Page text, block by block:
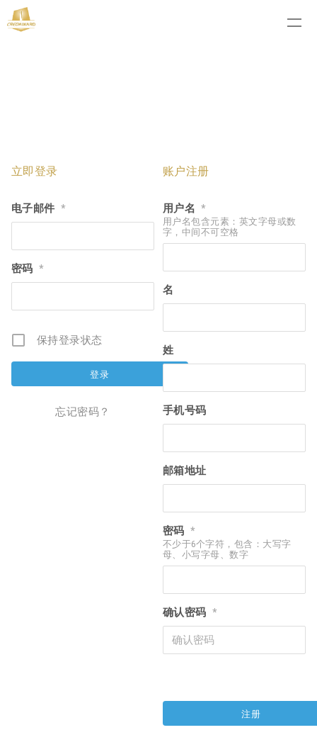
立即登录
电子邮件 *
密码 *
保持登录状态
忘记密码？
账户注册
用户名 *
用户名包含元素：英文字母或数
字，中间不可空格
名
姓
手机号码
邮箱地址
密码 *
不少于6个字符，包含：大写字
母、小写字母、数字
确认密码 *